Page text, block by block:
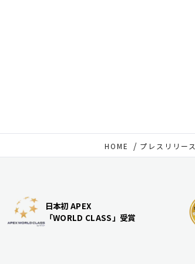
HOME プレスリリース
日本初 APEX
「WORLD CLASS」受賞